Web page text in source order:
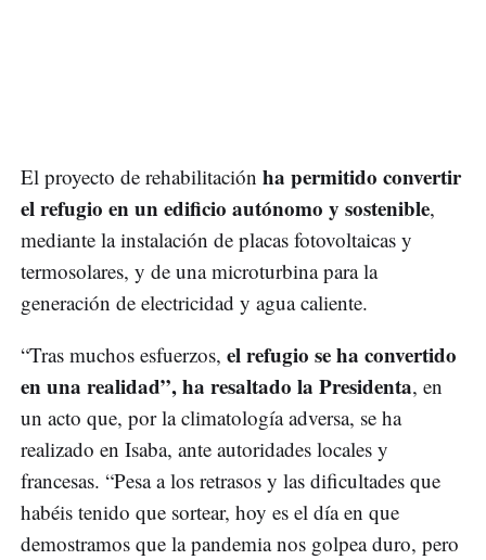
El proyecto de rehabilitación ha permitido convertir
el refugio en un edificio autónomo y sostenible,
mediante la instalación de placas fotovoltaicas y
termosolares, y de una microturbina para la
generación de electricidad y agua caliente.
“Tras muchos esfuerzos, el refugio se ha convertido
en una realidad”, ha resaltado la Presidenta, en
un acto que, por la climatología adversa, se ha
realizado en Isaba, ante autoridades locales y
francesas. “Pesa a los retrasos y las dificultades que
habéis tenido que sortear, hoy es el día en que
demostramos que la pandemia nos golpea duro, pero